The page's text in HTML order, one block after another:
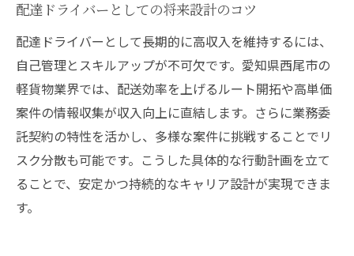
配達ドライバーとしての将来設計のコツ
配達ドライバーとして長期的に高収入を維持するには、
自己管理とスキルアップが不可欠です。愛知県西尾市の
軽貨物業界では、配送効率を上げるルート開拓や高単価
案件の情報収集が収入向上に直結します。さらに業務委
託契約の特性を活かし、多様な案件に挑戦することでリ
スク分散も可能です。こうした具体的な行動計画を立て
ることで、安定かつ持続的なキャリア設計が実現できま
す。